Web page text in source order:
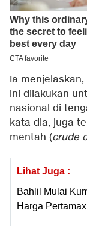
Ia
ini dilakukan
nasional di
kata dia, juga
mentah (crude
Lihat Juga :
Bahlil Mulai
Harga